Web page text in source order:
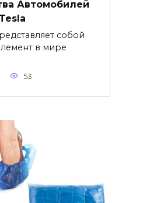
Автомобилей
Tesla
собой
в мире
53